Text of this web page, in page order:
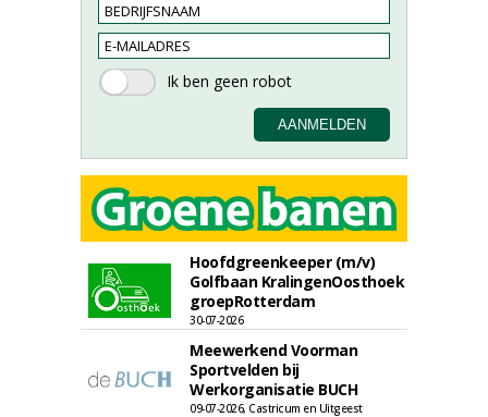
Hoofdgreenkeeper (m/v)
Golfbaan KralingenOosthoek
groepRotterdam
30-07-2026
Meewerkend Voorman
Sportvelden bij
Werkorganisatie BUCH
09-07-2026, Castricum en Uitgeest